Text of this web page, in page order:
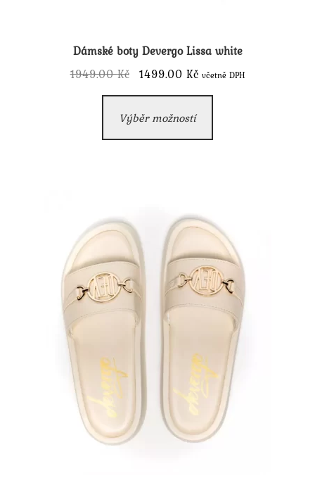
Dámské boty Devergo Lissa white
1949.00Kč
Původní
cena
byla:
1499.00KčAktuální
cena
včetně DPH
Výběr možností
má
lze
vybrat
na
stránce
produktu